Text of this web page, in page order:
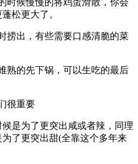
松更大了。
捞出，有些需要口感清脆的菜
熟的先下锅，可以生吃的最后
很重要
是为了更突出咸或者辣，同理
了更突出甜(全靠这个多年来